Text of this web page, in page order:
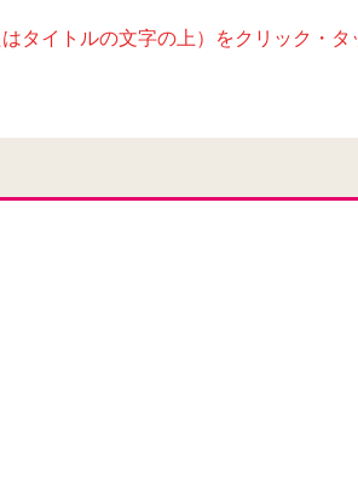
イトルの文字の上）をクリック・タ